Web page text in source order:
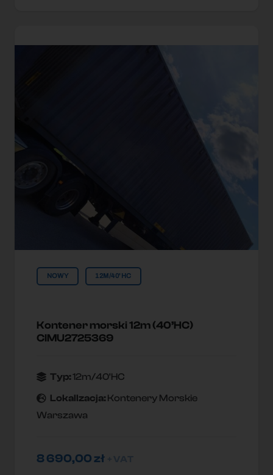
NOWY 12M/40'HC
Kontener morski 12m (40’HC)
CIMU2725369
Typ:12m/40'HC
Lokallzacja: Kontenery Morskie
Warszawa
8 690,00zł